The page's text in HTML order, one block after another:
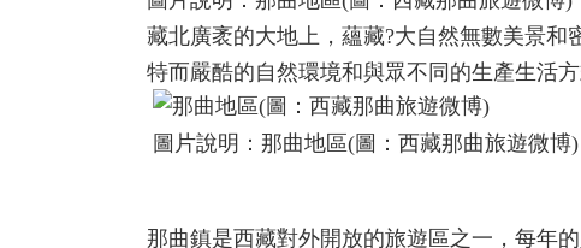
藏北廣袤的大地上，蘊藏?大自然無數美景
特而嚴酷的自然環境和與眾不同的生產生活
圖片說明：那曲地區(圖：西藏那曲旅遊微博)
那曲鎮是西藏對外開放的旅遊區之一，每年